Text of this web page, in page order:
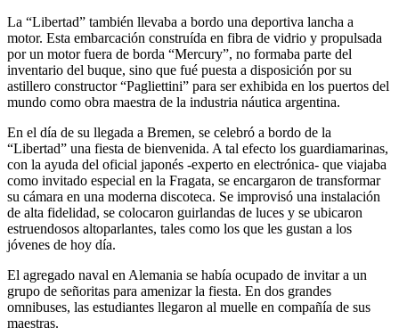
La
Libertad
también llevaba a bordo una deportiva lancha a
motor. Esta embarcación construída en fibra de vidrio y propulsada
por un motor fuera de borda
Mercury , no formaba parte del
inventario del buque, sino que fué puesta a disposición por su
astillero constructor Pagliettini
para ser exhibida en los puertos del
mundo como obra maestra de la industria náutica argentina.
En el día de su llegada a Bremen, se celebró a bordo de la
Libertad
una fiesta de bienvenida. A tal efecto los guardiamarinas,
con la ayuda del oficial japonés -experto en electrónica- que viajaba
como invitado especial en la Fragata, se encargaron de transformar
su cámara en una moderna discoteca. Se improvisó una instalación
de alta fidelidad, se colocaron guirlandas de luces y se ubicaron
estruendosos altoparlantes, tales como los que les gustan a los
jóvenes de hoy día.
El agregado naval en Alemania se había ocupado de invitar a un
grupo de señoritas para amenizar la fiesta. En dos grandes
omnibuses, las estudiantes llegaron al muelle en compañía de sus
maestras.